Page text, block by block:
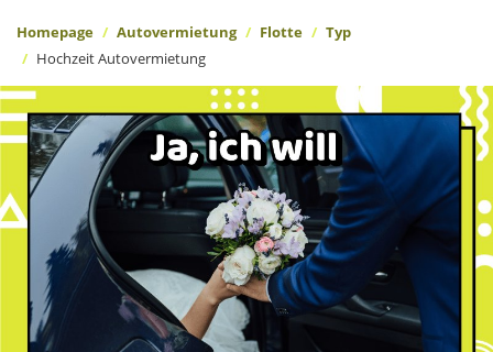
Homepage Autovermietung Flotte
Typ
Hochzeit Autovermietung